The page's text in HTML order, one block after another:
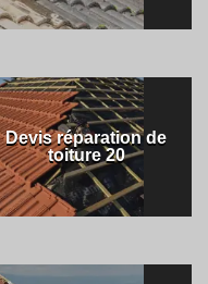
Devis réparation de
toiture 20